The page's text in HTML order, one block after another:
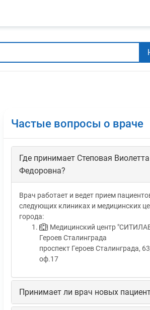
Частые вопросы о враче
Где принимает Степовая Виолетта
Федоровна?
Врач работает и ведет прием
следующих клиниках и медицинских
города:
Медицинский центр
Героев Сталинграда
проспект Героев Сталинграда,
оф.17
Принимает ли врач новых